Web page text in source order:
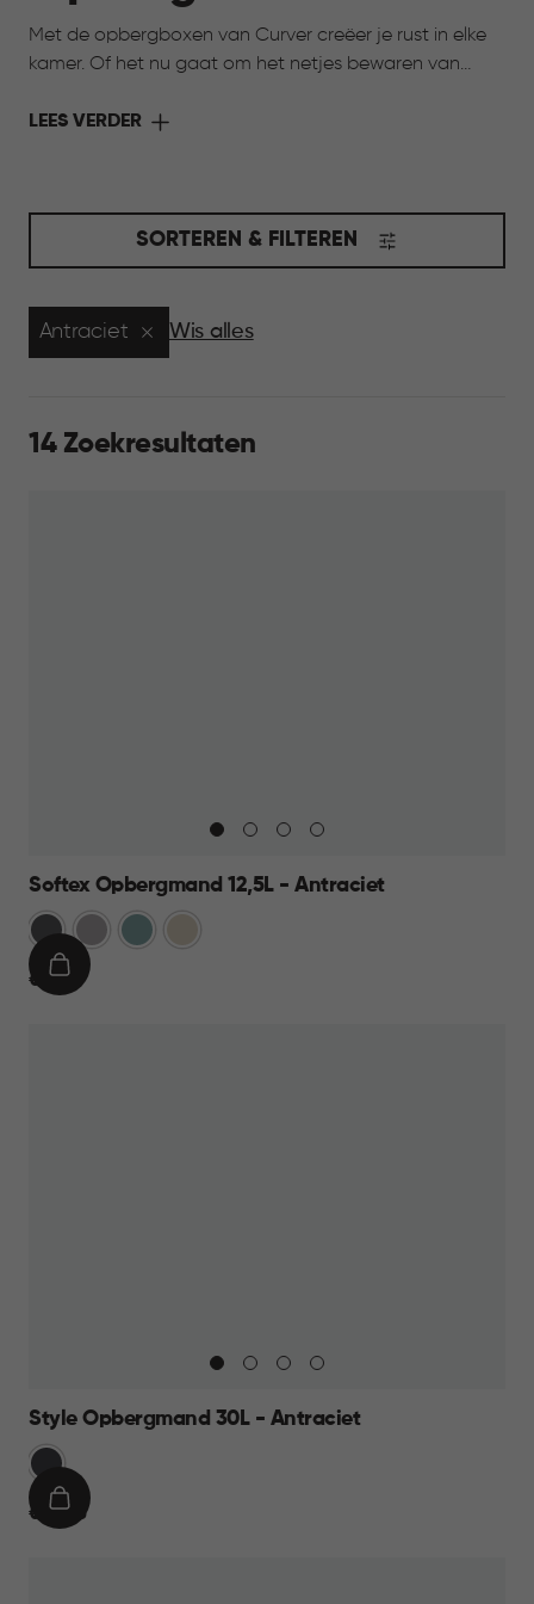
Met de opbergboxen van Curver creëer je rust in elke
kamer. Of het nu gaat om het netjes bewaren van
opbergen van seizoensartikelen, onze opbergboxen
stijlen, zodat je opbergoplossing perfect aansluit bij
jouw interieur én jouw behoeften. Opruimen was nog
nooit zo makkelijk en stijlvol.
LEES VERDER
SORTEREN & FILTEREN
Antraciet Wis alles
14 Zoekresultaten
Softex Opbergmand 12,5L - Antraciet
Antraciet
TaupeBlauwBeige
€
€ 9,95
IN
Style Opbergmand 30L - Antraciet
Grijs
€
€ 12,95
IN